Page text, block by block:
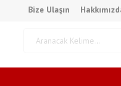
Bize Ulaşın